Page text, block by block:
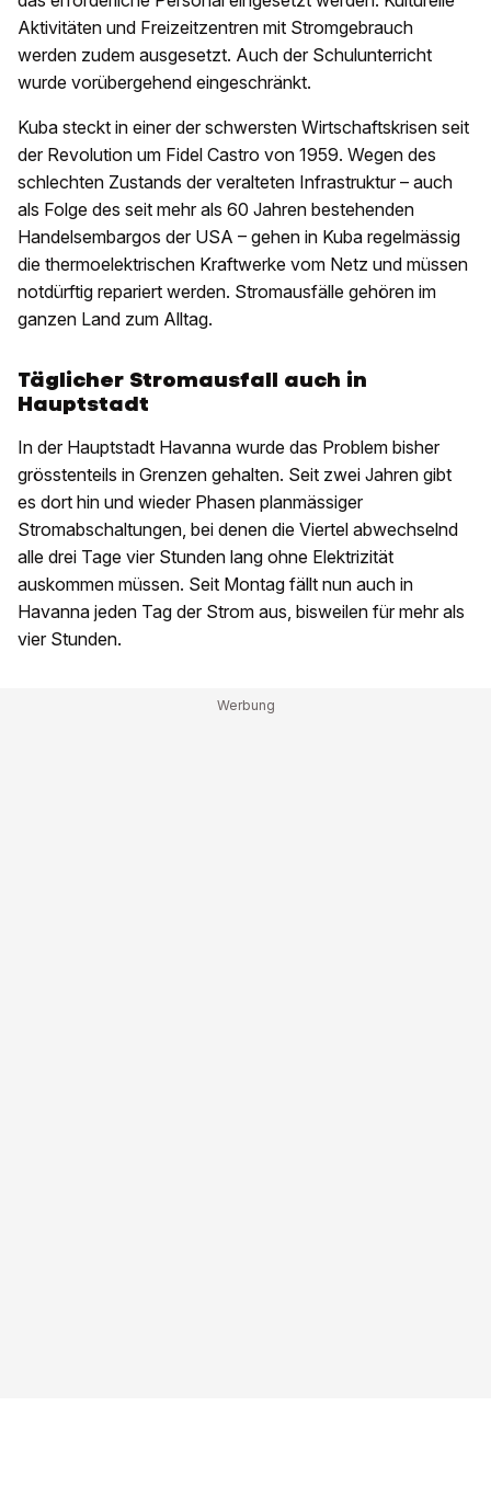
Aktivitäten und Freizeitzentren mit Stromgebrauch
werden zudem ausgesetzt. Auch der Schulunterricht
wurde vorübergehend eingeschränkt.
Kuba steckt in einer der schwersten Wirtschaftskrisen seit
der Revolution um Fidel Castro von 1959. Wegen des
schlechten Zustands der veralteten Infrastruktur – auch
als Folge des seit mehr als 60 Jahren bestehenden
Handelsembargos der USA – gehen in Kuba regelmässig
die thermoelektrischen Kraftwerke vom Netz und müssen
notdürftig repariert werden. Stromausfälle gehören im
ganzen Land zum Alltag.
Täglicher Stromausfall auch in
Hauptstadt
In der Hauptstadt Havanna wurde das Problem bisher
grösstenteils in Grenzen gehalten. Seit zwei Jahren gibt
es dort hin und wieder Phasen planmässiger
Stromabschaltungen, bei denen die Viertel abwechselnd
alle drei Tage vier Stunden lang ohne Elektrizität
auskommen müssen. Seit Montag fällt nun auch in
Havanna jeden Tag der Strom aus, bisweilen für mehr als
vier Stunden.